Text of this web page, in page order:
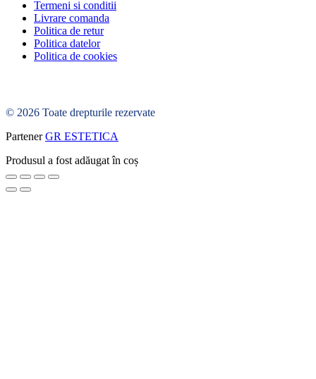
Termeni si conditii
Livrare comanda
Politica de retur
Politica datelor
Politica de cookies
© 2026 Toate drepturile rezervate
PartenerGR ESTETICA
Produsul a fost adăugat în coș